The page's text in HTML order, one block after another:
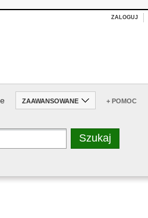
ZALOGUJ
ZAAWANSOWANE + POMOC